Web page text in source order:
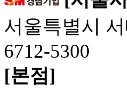
서울특별시
6712-5300
[본점]